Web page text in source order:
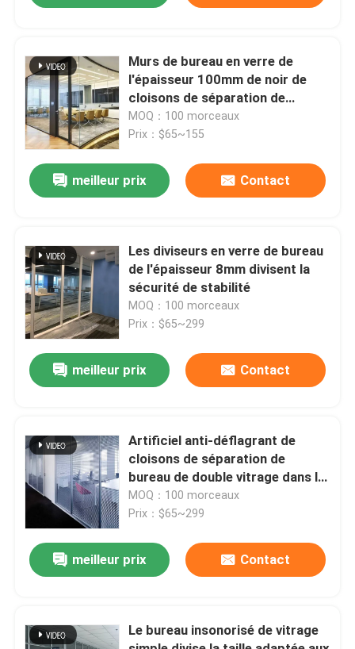
À la maison
À propos de nous
Visite de l'usine
Contrôle de qualité
Nous contacter
Nouvelles
Les affaires
Bureaux de poste de travail
Murs de bureau en verre de
l'épaisseur 100mm de noir de
cloisons de séparation de
bureau de cadre en aluminium
MOQ：100 morceaux
Prix：$65~155
meilleur prix Contact
Les diviseurs en verre de bureau
de l'épaisseur 8mm divisent la
sécurité de stabilité
MOQ：100 morceaux
Prix：$65~299
meilleur prix Contact
Artificiel anti-déflagrant de
cloisons de séparation de
bureau de double vitrage dans le
bureau
MOQ：100 morceaux
Prix：$65~299
meilleur prix Contact
Le bureau insonorisé de vitrage